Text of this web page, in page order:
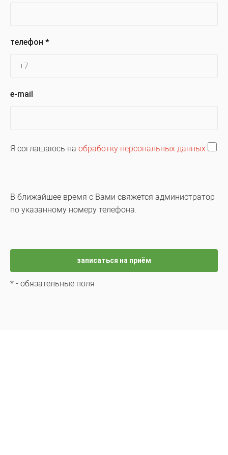
телефон *
e-mail
Я соглашаюсь на обработку персональных данных
В ближайшее время с Вами свяжется администратор
по указанному номеру телефона.
* - обязательные поля